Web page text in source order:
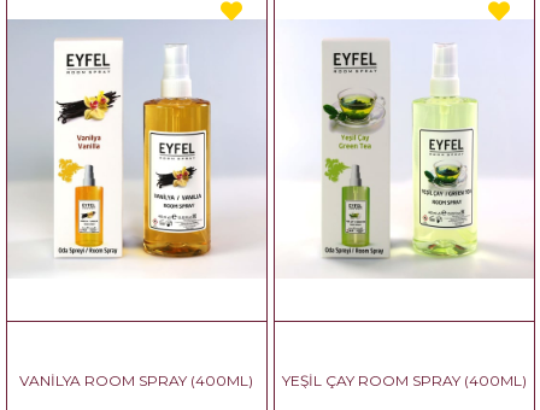
ROOM SPRAY (400ML) YEŞİL ÇAY ROOM SPRAY (400ML)